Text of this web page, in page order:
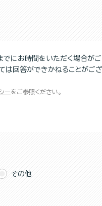
にお時間をいただく場合がご
は回答ができかねることがご
ーをご参照ください。
その他